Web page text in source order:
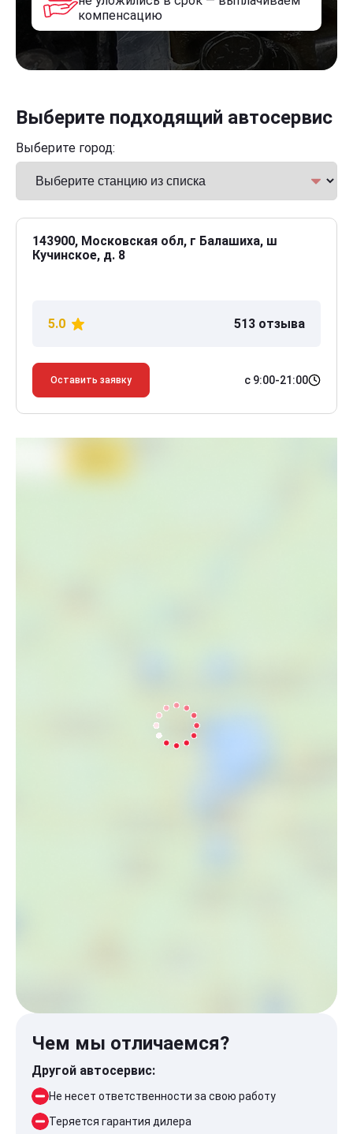
компенсацию
Выберите подходящий автосервис
Выберите город:
143900, Московская обл, г Балашиха, ш
Кучинское, д. 8
5.0 513 отзыва
Оставить заявку с 9:00-21:00
Чем мы отличаемся?
Другой автосервис:
Не несет ответственности за свою работу
Теряется гарантия дилера